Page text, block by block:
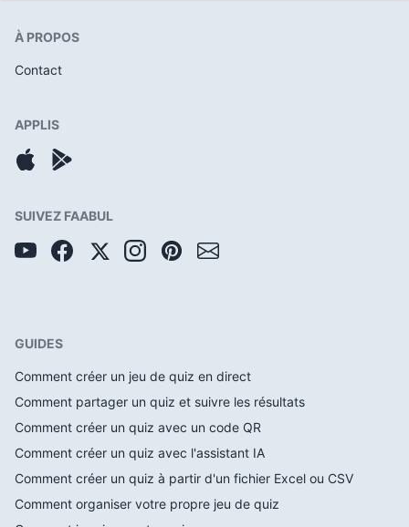
À PROPOS
Contact
APPLIS
SUIVEZ FAABUL
GUIDES
Comment créer un jeu de quiz en direct
Comment partager un quiz et suivre les résultats
Comment créer un quiz avec un code QR
Comment créer un quiz avec l'assistant IA
Comment créer un quiz à partir d'un fichier Excel ou CSV
Comment organiser votre propre jeu de quiz